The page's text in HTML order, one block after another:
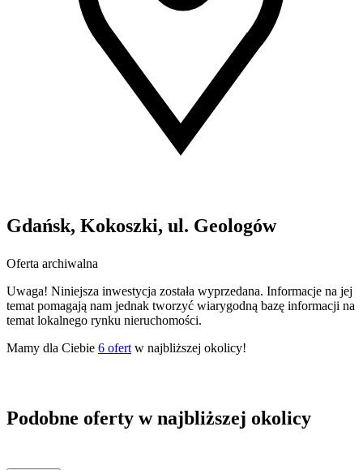
Gdańsk, Kokoszki, ul. Geologów
Oferta archiwalna
Uwaga! Niniejsza inwestycja została wyprzedana. Informacje na jej
temat pomagają nam jednak tworzyć wiarygodną bazę informacji na
temat lokalnego rynku nieruchomości.
Mamy dla Ciebie 6 ofert w najbliższej okolicy!
Podobne oferty w najbliższej okolicy